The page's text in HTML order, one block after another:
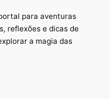
para aventuras
reflexões e dicas de
a magia das